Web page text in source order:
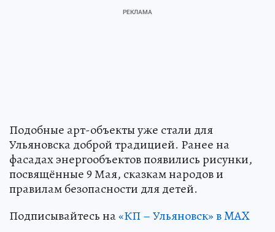
Подобные арт-объекты уже стали для
Ульяновска доброй традицией. Ранее на
фасадах энергообъектов появились рисунки,
посвящённые 9 Мая, сказкам народов и
правилам безопасности для детей.
Подписывайтесь на«КП – Ульяновск» в MAX